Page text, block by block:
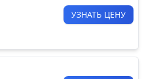
УЗНАТЬ ЦЕНУ